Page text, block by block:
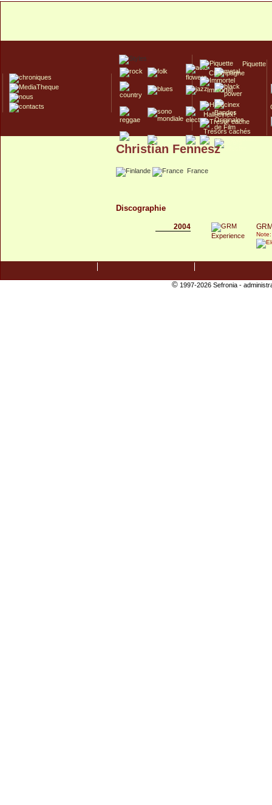
Piquette
Champagne
Immortel
Hallucinex!
Trésors cachés
Culte/Collector
Christian Fennesz
France
Discographie
2004
©1997-2026 Sefronia -